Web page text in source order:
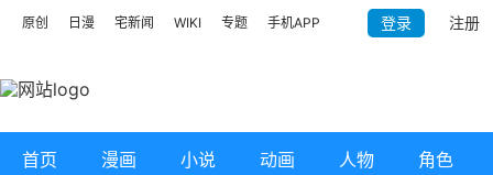
原创 日漫 宅新闻 WIKI 专题 手机APP 登录 注册
首页 漫画 小说 动画 人物 角色